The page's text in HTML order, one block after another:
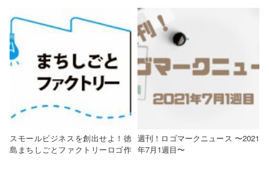
スモールビジネスを創出せよ！徳
島まちしごとファクトリーロゴ作
週刊！ロゴマークニュース 〜2021
年7月1週目〜